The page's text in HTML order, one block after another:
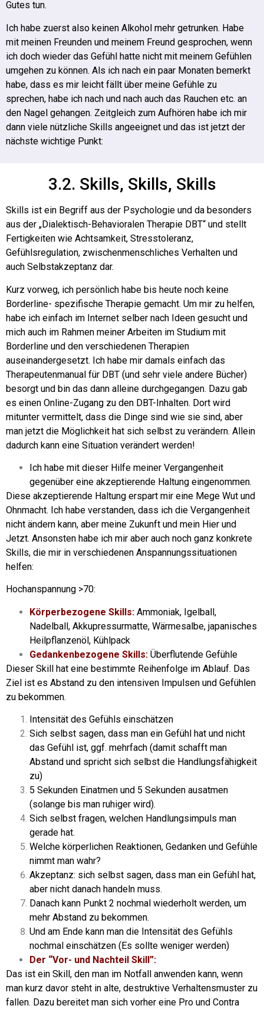
Gutes tun.
Ich habe zuerst also keinen Alkohol mehr getrunken. Habe
mit meinen Freunden und meinem Freund gesprochen, wenn
ich doch wieder das Gefühl hatte nicht mit meinem Gefühlen
umgehen zu können. Als ich nach ein paar Monaten bemerkt
habe, dass es mir leicht fällt über meine Gefühle zu
sprechen, habe ich nach und nach auch das Rauchen etc. an
den Nagel gehangen. Zeitgleich zum Aufhören habe ich mir
dann viele nützliche Skills angeeignet und das ist jetzt der
nächste wichtige Punkt:
3.2. Skills, Skills, Skills
Skills ist ein Begriff aus der Psychologie und da besonders
aus der „Dialektisch-Behavioralen Therapie DBT“ und stellt
Fertigkeiten wie Achtsamkeit, Stresstoleranz,
Gefühlsregulation, zwischenmenschliches Verhalten und
auch Selbstakzeptanz dar.
Kurz vorweg, ich persönlich habe bis heute noch keine
Borderline- spezifische Therapie gemacht. Um mir zu helfen,
habe ich einfach im Internet selber nach Ideen gesucht und
mich auch im Rahmen meiner Arbeiten im Studium mit
Borderline und den verschiedenen Therapien
auseinandergesetzt. Ich habe mir damals einfach das
Therapeutenmanual für DBT (und sehr viele andere Bücher)
besorgt und bin das dann alleine durchgegangen. Dazu gab
es einen Online-Zugang zu den DBT-Inhalten. Dort wird
mitunter vermittelt, dass die Dinge sind wie sie sind, aber
man jetzt die Möglichkeit hat sich selbst zu verändern. Allein
dadurch kann eine Situation verändert werden!
Ich habe mit dieser Hilfe meiner Vergangenheit
gegenüber eine akzeptierende Haltung eingenommen.
Diese akzeptierende Haltung erspart mir eine Mege Wut und
Ohnmacht. Ich habe verstanden, dass ich die Vergangenheit
nicht ändern kann, aber meine Zukunft und mein Hier und
Jetzt. Ansonsten habe ich mir aber auch noch ganz konkrete
Skills, die mir in verschiedenen Anspannungssituationen
helfen:
Hochanspannung >70:
Körperbezogene Skills: Ammoniak, Igelball,
Nadelball, Akkupressurmatte, Wärmesalbe, japanisches
Heilpflanzenöl, Kühlpack
Gedankenbezogene Skills: Überflutende Gefühle
Dieser Skill hat eine bestimmte Reihenfolge im Ablauf. Das
Ziel ist es Abstand zu den intensiven Impulsen und Gefühlen
zu bekommen.
Intensität des Gefühls einschätzen
Sich selbst sagen, dass man ein Gefühl hat und nicht
das Gefühl ist, ggf. mehrfach (damit schafft man
Abstand und spricht sich selbst die Handlungsfähigkeit
zu)
5 Sekunden Einatmen und 5 Sekunden ausatmen
(solange bis man ruhiger wird).
Sich selbst fragen, welchen Handlungsimpuls man
gerade hat.
Welche körperlichen Reaktionen, Gedanken und Gefühle
nimmt man wahr?
Akzeptanz: sich selbst sagen, dass man ein Gefühl hat,
aber nicht danach handeln muss.
Danach kann Punkt 2 nochmal wiederholt werden, um
mehr Abstand zu bekommen.
Und am Ende kann man die Intensität des Gefühls
nochmal einschätzen (Es sollte weniger werden)
Der “Vor- und Nachteil Skill”:
Das ist ein Skill, den man im Notfall anwenden kann, wenn
man kurz davor steht in alte, destruktive Verhaltensmuster zu
fallen. Dazu bereitet man sich vorher eine Pro und Contra